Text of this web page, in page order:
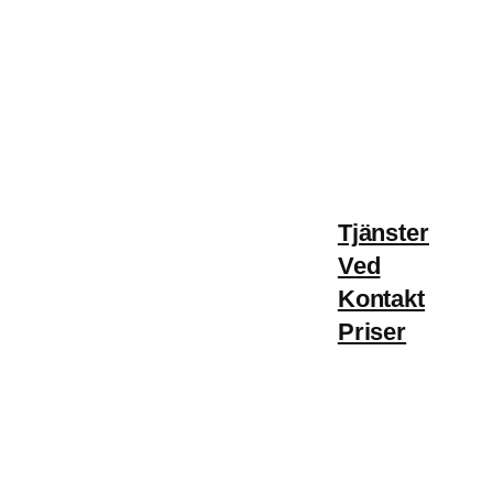
Tjänster
Ved
Kontakt
Priser